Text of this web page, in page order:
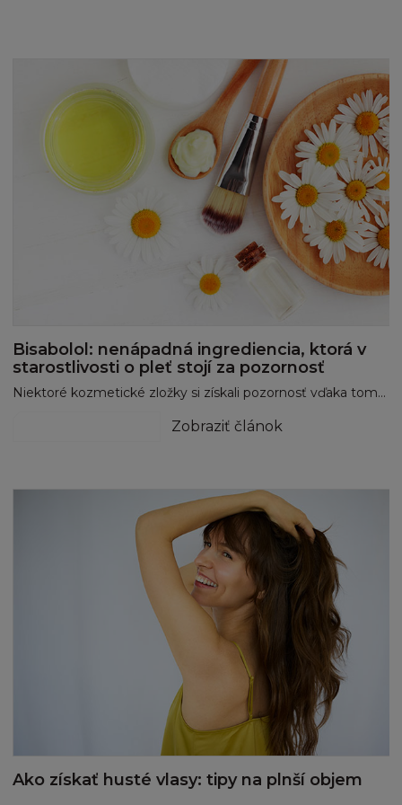
Bisabolol: nenápadná ingrediencia, ktorá v
starostlivosti o pleť stojí za pozornosť
Niektoré kozmetické zložky si získali pozornosť vďaka tomu, že dokážu pokožke poskytnúť jemnú a šetrnú starostlivosť. Jednou z nich je bisabolol – látka známa predovšetkým ako súčasť harmančeka, ktorá sa v modernej kozmetike používa pre svoje upokojujúce vlastnosti.
Zobraziť článok
Ako získať husté vlasy: tipy na plnší objem
této možnosti. Kogentní ustanovení zákona o
náhradě škody tím nejsou dotčena.
MÍSTNÍ ZÁKONY A NAŘÍZENÍ
Stránka není určena osobě, pokud jí z
jakéhokoliv důvodu není dovoleno
publikování nebo zpřístupnění Stránky. Ti,
kterým je z tohoto titulu přístup zakázán, se
Firma L´Oréal netvrdí, že jak Stránka tak
povoleny místními zákony příslušné
jurisdikce. Ti, kteří se připojí na stránku tak činí
z vlastního popudu a nesou vlastní
a předpisů, v případě pochyb vyhledejte
ODŠKODNĚNÍ
Souhlasíte s odškodněním a ochranou
každého L´Oréalu, jeho zaměstnanců,
zástupců, agentů od jakýchkoliv požadavků,
kroků, nároků a dalších postupů vedených
proti L´Oréal, jeho zaměstnancům,
zástupcům a agentům třetí osobou, do té
míry, že takovýto nárok, soudní pře, kroky
nebo další postupy proti L´Oréal, jeho
zaměstancům, zástupcům, dodavatelům
nebo agentům se zakládají nebo vyvstávají v
souvislosti s:
(i) s vaším užíváním stránky